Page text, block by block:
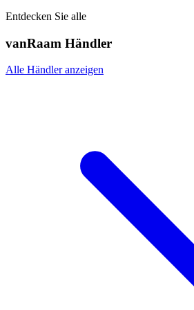
Entdecken Sie alle
vanRaam Händler
Alle Händler anzeigen